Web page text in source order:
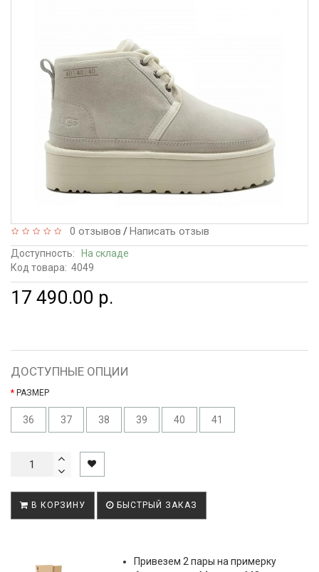
0 отзывов /Написать отзыв
Доступность:
На складе
Код товара: 4049
17 490.00 р.
ДОСТУПНЫЕ ОПЦИИ
РАЗМЕР
36 37 38 39 40 41
В КОРЗИНУ БЫСТРЫЙ ЗАКАЗ
Привезем 2 пары на примерку